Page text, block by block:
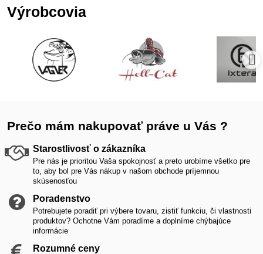
Výrobcovia
Prečo mám nakupovať práve u Vás ?
Starostlivosť o zákazníka
Pre nás je prioritou Vaša spokojnosť a preto urobíme všetko pre
to, aby bol pre Vás nákup v našom obchode príjemnou
skúsenosťou
Poradenstvo
Potrebujete poradiť pri výbere tovaru, zistiť funkciu, či vlastnosti
produktov? Ochotne Vám poradíme a doplníme chýbajúce
informácie
Rozumné ceny